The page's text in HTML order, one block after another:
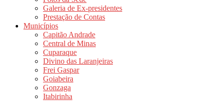
Galeria de Ex-presidentes
Prestação de Contas
Municípios
Capitão Andrade
Central de Minas
Cuparaque
Divino das Laranjeiras
Frei Gaspar
Goiabeira
Gonzaga
Itabirinha